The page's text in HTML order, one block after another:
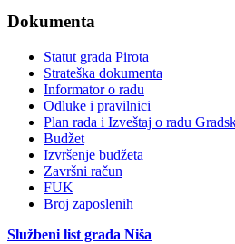
Dokumenta
Statut grada Pirota
Strateška dokumenta
Informator o radu
Odluke i pravilnici
Plan rada i Izveštaj o radu
Budžet
Izvršenje budžeta
Završni račun
FUK
Broj zaposlenih
Službeni list grada Niša